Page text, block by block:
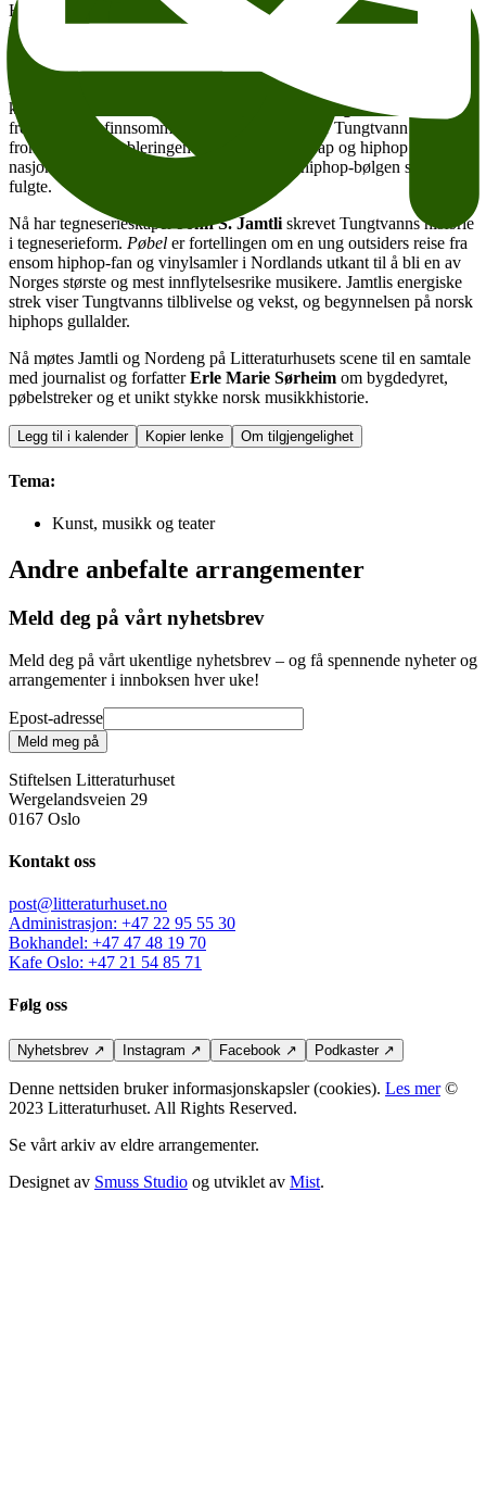
Hiphop-gruppa Tungtvann slo gjennom ved årtusenskiftet og
representerer for mange selve soundtracket til ungdomstida. Låter
som «Ubudne gjesta», «Bransjehora» og «Pøbla» sparket imot et
inngrodd hiphopmiljø og en musikkbransje som sentraliserte seg i
hovedstaden, og gruppa ble raskt favoritter hos både lyttere og
kritikere. Med frontmann og rapper
Jørgen «Jørg-1» Nordeng
frekke og oppfinnsomme tekster på dialekt, var Tungtvann i
frontlinjen for etableringen av norskspråklig rap og hiphop som et
nasjonalt fenomen, og satte standarden for hiphop-bølgen som
fulgte.
Nå har tegneserieskaperJohn S. Jamtliskrevet Tungtvanns historie
i tegneserieform. Pøbel er fortellingen om en ung outsiders reise fra
ensom hiphop-fan og vinylsamler i Nordlands utkant til å bli en av
Norges største og mest innflytelsesrike musikere. Jamtlis energiske
strek viser Tungtvanns tilblivelse og vekst, og begynnelsen på norsk
hiphops gullalder.
Nå møtes Jamtli og Nordeng på Litteraturhusets scene til en samtale
med journalist og forfatterErle Marie Sørheim om bygdedyret,
pøbelstreker og et unikt stykke norsk musikkhistorie.
Legg til i kalender Kopier lenke Om tilgjengelighet
Tema:
Kunst, musikk og teater
Andre anbefalte arrangementer
Meld deg på vårt nyhetsbrev
Meld deg på vårt ukentlige nyhetsbrev – og få spennende nyheter og
arrangementer i innboksen hver uke!
Epost-adresse
Meld meg på
Stiftelsen Litteraturhuset
Wergelandsveien 29
0167 Oslo
Kontakt oss
post@litteraturhuset.no
Administrasjon: +47 22 95 55 30
Bokhandel: +47 47 48 19 70
Kafe Oslo: +47 21 54 85 71
Følg oss
Nyhetsbrev ↗ Instagram ↗ Facebook ↗ Podkaster↗
Denne nettsiden bruker informasjonskapsler (cookies). Les mer©
2023 Litteraturhuset. All Rights Reserved.
Se vårt arkiv av eldre arrangementer.
Designet av Smuss Studio og utviklet av Mist.